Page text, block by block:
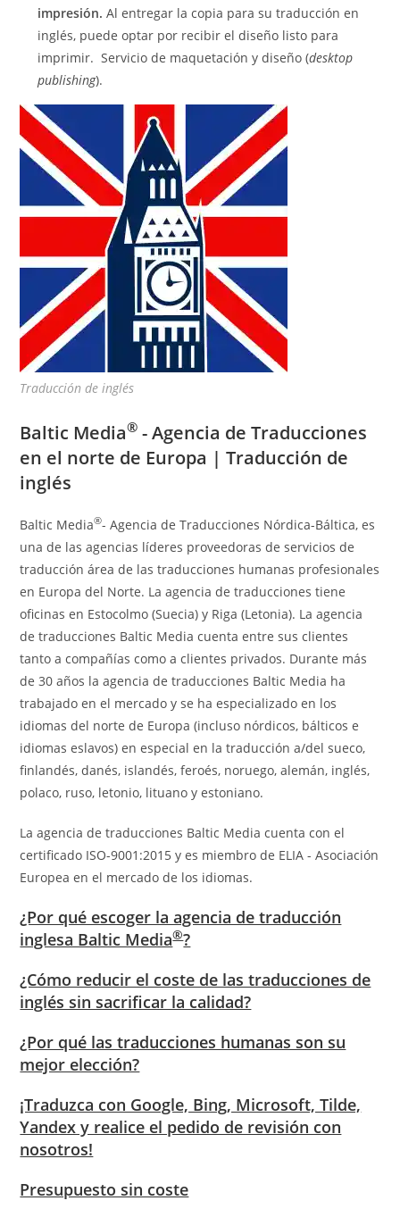
impresión.Al entregar la copia para su traducción en
inglés, puede optar por recibir el diseño listo para
imprimir. Servicio de maquetación y diseño (desktop
publishing).
Traducción de inglés
Baltic Media® - Agencia de Traducciones
en el norte de Europa |Traducción de
inglés
Baltic Media®- Agencia de Traducciones Nórdica-Báltica, es
una de las agencias líderes proveedoras de servicios de
traducción área de las traducciones humanas profesionales
en Europa del Norte. La agencia de traducciones tiene
oficinas en Estocolmo (Suecia) y Riga (Letonia). La agencia
de traducciones Baltic Media cuenta entre sus clientes
tanto a compañías como a clientes privados. Durante más
de 30 años la agencia de traducciones Baltic Media ha
trabajado en el mercado y se ha especializado en los
idiomas del norte de Europa (incluso nórdicos, bálticos e
idiomas eslavos) en especial en la traducción a/del sueco,
finlandés, danés, islandés, feroés, noruego, alemán, inglés,
polaco, ruso, letonio, lituano y estoniano.
La agencia de traducciones Baltic Media cuenta con el
certificado ISO-9001:2015 y es miembro de ELIA - Asociación
Europea en el mercado de los idiomas.
¿Por qué escoger la agencia de traducción
inglesa Baltic Media®?
¿Cómo reducir el coste de las traducciones de
inglés sin sacrificar la calidad?
¿Por qué las traducciones humanas son su
mejor elección?
¡Traduzca con Google, Bing, Microsoft, Tilde,
Yandex y realice el pedido de revisión con
nosotros!
Presupuesto sin coste